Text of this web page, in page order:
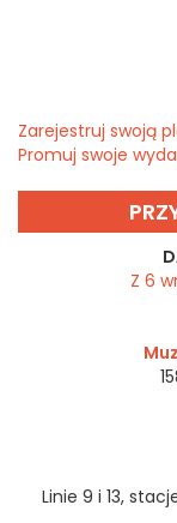
Zarejestruj swoją
Promuj swoje
Z 6
Linie 9 i 13,